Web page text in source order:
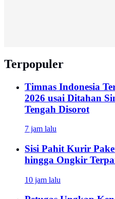
Terpopuler
Timnas Indonesia
2026 usai Ditahan
Tengah Disorot
7 jam lalu
Sisi Pahit Kurir
hingga Ongkir
10 jam lalu